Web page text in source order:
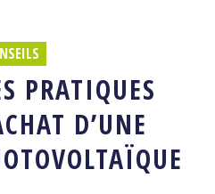
PRATIQUES
D’UNE